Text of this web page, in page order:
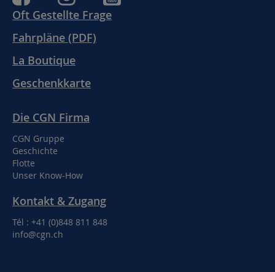
Oft Gestellte Frage
Fahrpläne (PDF)
La Boutique
Geschenkkarte
Die CGN Firma
CGN Gruppe
Geschichte
Flotte
Unser Know-How
Kontakt & Zugang
Tél : +41 (0)848 811 848
info@cgn.ch